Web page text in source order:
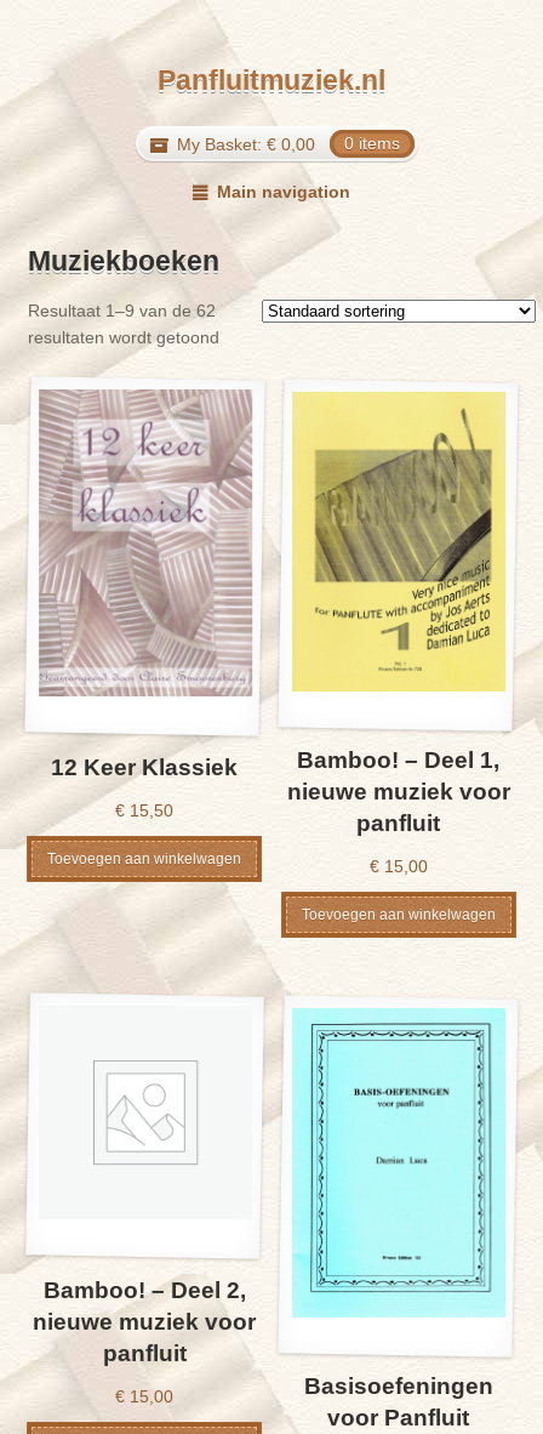
Panfluitmuziek.nl
My Basket: € 0,00 0 items
Main navigation
Muziekboeken
Resultaat 1–9 van de 62
resultaten wordt getoond
12 Keer Klassiek
€ 15,50
Toevoegen aan winkelwagen
Bamboo! – Deel 1,
nieuwe muziek voor
panfluit
€15,00
Toevoegen aan winkelwagen
Bamboo! – Deel 2,
nieuwe muziek voor
panfluit
€ 15,00
Basisoefeningen
voor Panfluit